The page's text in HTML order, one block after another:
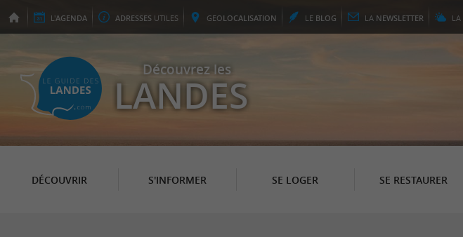
L'AGENDA ADRESSES UTILES GEOLOCALISATION LE BLOG LA NEWSLETTER LA
Découvrez les
LANDES
DÉCOUVRIR S'INFORMER SE LOGER SE RESTAURER